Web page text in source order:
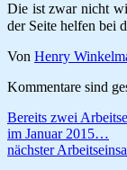
Die ist zwar nicht
der Seite helfen bei
Von Henry
Kommentare sind
Bereits zwei
im Januar 2015…
nächster